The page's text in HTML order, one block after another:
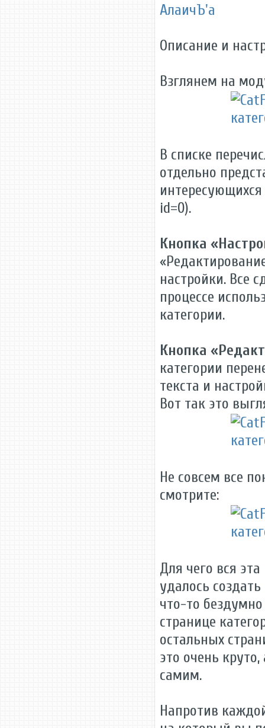
АлаичЪ'а
Описание и
Взглянем на
В списке
отдельно
id=0).
Кнопка
настройки. Все
процессе
категории.
Кнопка
категории
текста и
Вот так это
Не совсем все
смотрите:
Для чего вся
удалось
что-то
странице
остальных
это очень
самим.
Напротив